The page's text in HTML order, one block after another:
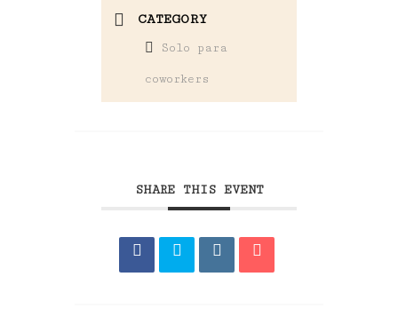
CATEGORY
Solo para
coworkers
SHARE THIS EVENT